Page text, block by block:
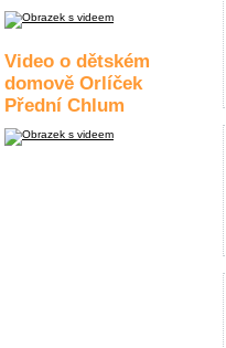
Video o dětském
domově Orlíček
Přední Chlum